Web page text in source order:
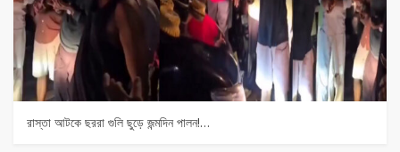
রাস্তা আটকে ছররা গুলি ছুড়ে জন্মদিন পালন!…